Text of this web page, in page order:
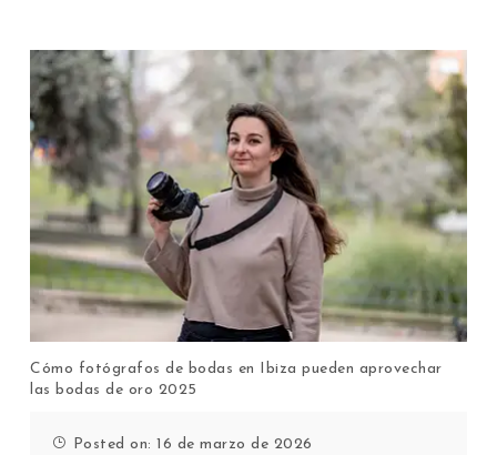
Cómo fotógrafos de bodas en Ibiza pueden aprovechar
las bodas de oro 2025
Posted on: 16 de marzo de 2026